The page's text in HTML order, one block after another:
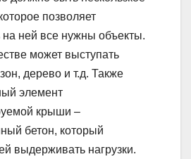
позволяет
ней все нужны объекты.
может выступать
дерево и т.д. Также
элемент
крыши –
бетон, который
выдерживать нагрузки.